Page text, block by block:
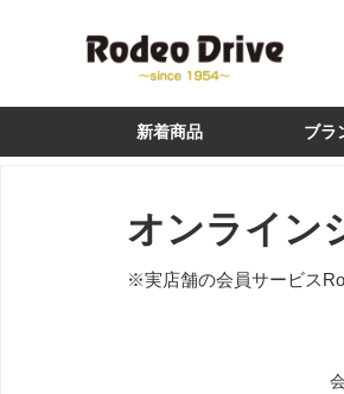
新着商品 ブラ
オンライン
※実店舗の会員サービス